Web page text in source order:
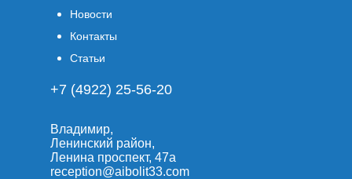
Новости
Контакты
Статьи
+7 (4922) 25-56-20
Владимир,
Ленинский район,
Ленина проспект, 47а
reception@aibolit33.com